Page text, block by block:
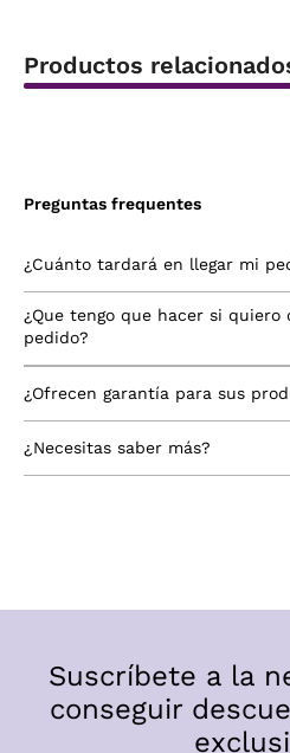
Productos
Preguntas frequentes
¿Cuánto tardará en llegar mi
¿Que tengo que hacer si quiero
pedido?
¿Ofrecen garantía para sus
¿Necesitas saber más?
Suscríbete a la
conseguir